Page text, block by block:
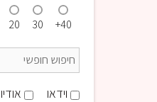
למעלה/למטה
להגביר
20 30 40+
וידאו אודיו